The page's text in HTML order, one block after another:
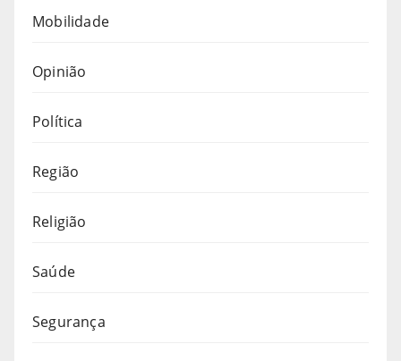
Mobilidade
Opinião
Política
Região
Religião
Saúde
Segurança